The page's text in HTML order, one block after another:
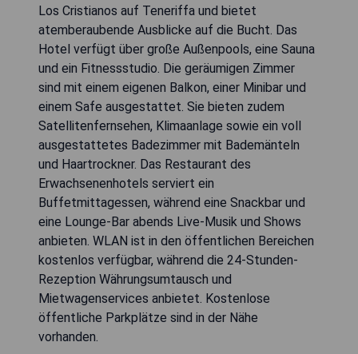
Los Cristianos auf Teneriffa und bietet
atemberaubende Ausblicke auf die Bucht. Das
Hotel verfügt über große Außenpools, eine Sauna
und ein Fitnessstudio. Die geräumigen Zimmer
sind mit einem eigenen Balkon, einer Minibar und
einem Safe ausgestattet. Sie bieten zudem
Satellitenfernsehen, Klimaanlage sowie ein voll
ausgestattetes Badezimmer mit Bademänteln
und Haartrockner. Das Restaurant des
Erwachsenenhotels serviert ein
Buffetmittagessen, während eine Snackbar und
eine Lounge-Bar abends Live-Musik und Shows
anbieten. WLAN ist in den öffentlichen Bereichen
kostenlos verfügbar, während die 24-Stunden-
Rezeption Währungsumtausch und
Mietwagenservices anbietet. Kostenlose
öffentliche Parkplätze sind in der Nähe
vorhanden.